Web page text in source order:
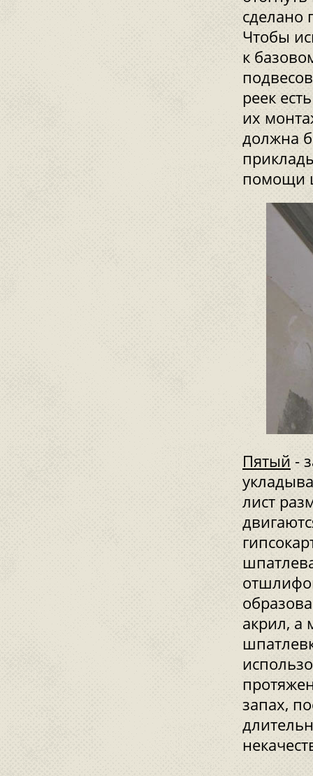
сделано
Чтобы
к
реек
их
должна
помощи
Пятый -
лист
акрил, а
запах,